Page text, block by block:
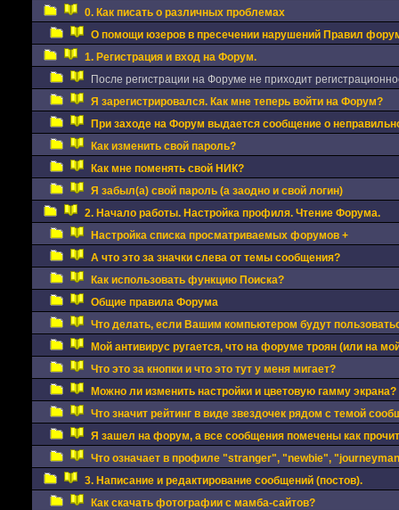
0. Как писать о различных проблемах
О помощи юзеров в пресечении нарушений Правил
1. Регистрация и вход на Форум.
После регистрации на Форуме не приходит
Я зарегистрировался. Как мне теперь войти на Форум?
При заходе на Форум выдается сообщение о
Как изменить свой пароль?
Как мне поменять свой НИК?
Я забыл(а) свой пароль (а заодно и свой логин)
2. Начало работы. Настройка профиля. Чтение Форума.
Настройка списка просматриваемых форумов +
А что это за значки слева от темы сообщения?
Как использовать функцию Поиска?
Общие правила Форума
Что делать, если Вашим компьютером будут
Мой антивирус ругается, что на форуме троян (или на
Что это за кнопки и что это тут у меня мигает?
Можно ли изменить настройки и цветовую гамму экрана?
Что значит рейтинг в виде звездочек рядом с темой
Я зашел на форум, а все сообщения помечены как
Что означает в профиле "stranger", "newbie",
3. Написание и редактирование сообщений (постов).
Как скачать фотографии с мамба-сайтов?